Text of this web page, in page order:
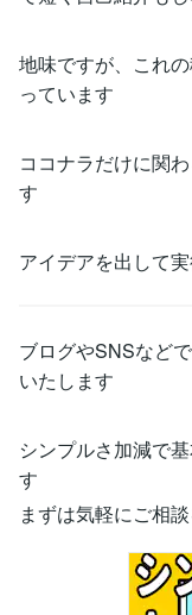
地味ですが、これ
っています
ココナラだけに関
す
アイデアを出して
ブログやSNSなど
いたします
シンプルさ加減で
す
まずは気軽にご相